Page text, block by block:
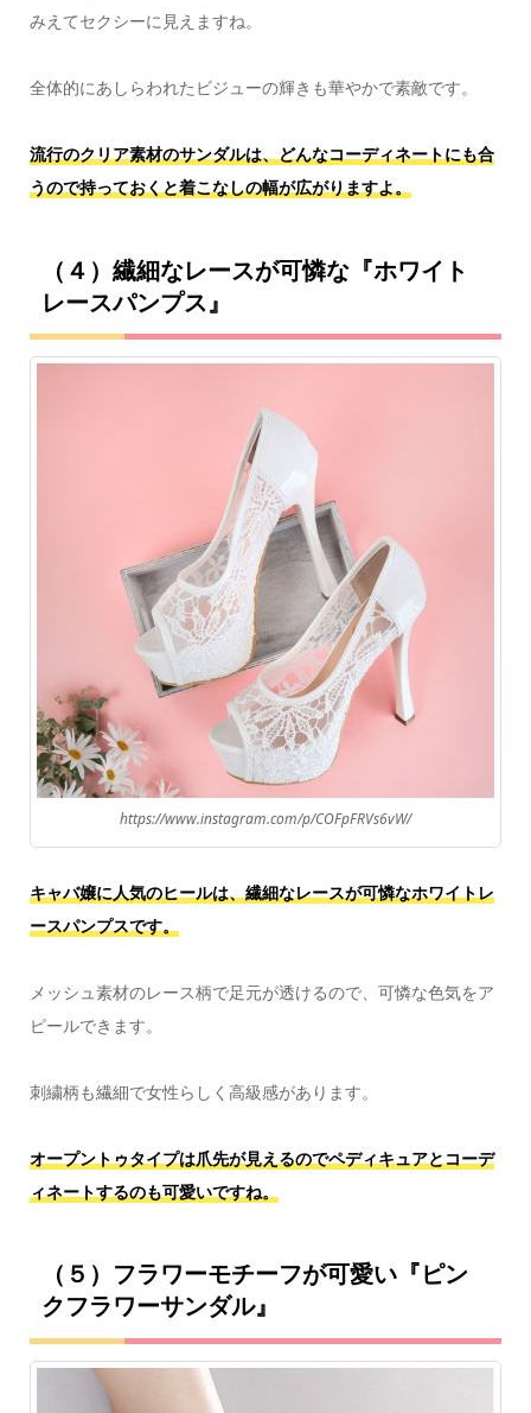
みえてセクシーに見えますね。
全体的にあしらわれたビジューの輝きも華やかで素敵です。
流行のクリア素材のサンダルは、どんなコーディネートにも合
うので持っておくと着こなしの幅が広がりますよ。
（４）繊細なレースが可憐な『ホワイト
レースパンプス』
https://www.instagram.com/p/COFpFRVs6vW/
キャバ嬢に人気のヒールは、繊細なレースが可憐なホワイトレ
ースパンプスです。
メッシュ素材のレース柄で足元が透けるので、可憐な色気をア
ピールできます。
刺繍柄も繊細で女性らしく⁠高級感があります。
オープントゥタイプは爪先が見えるのでペディキュアとコーデ
ィネートするのも可愛いですね。
（５）フラワーモチーフが可愛い『ピン
クフラワーサンダル』